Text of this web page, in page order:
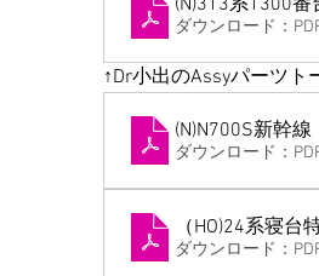
ダウンロード：
↑Dr小出のAssyパーツ
(N)N700S新幹線
ダウンロード：
（HO)24系寝
ダウンロード：